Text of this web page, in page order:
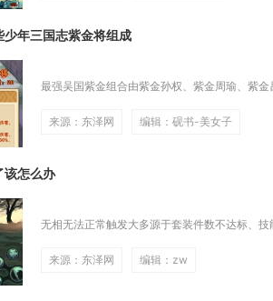
年三国志紫金将组成
最强吴国紫金组合由紫金孙权、紫金周瑜、紫
来源：东泽网 编辑：砚书-美女子
该怎么办
无相无法正常触发大多源于套装件数不达标、
来源：东泽网 编辑：zw